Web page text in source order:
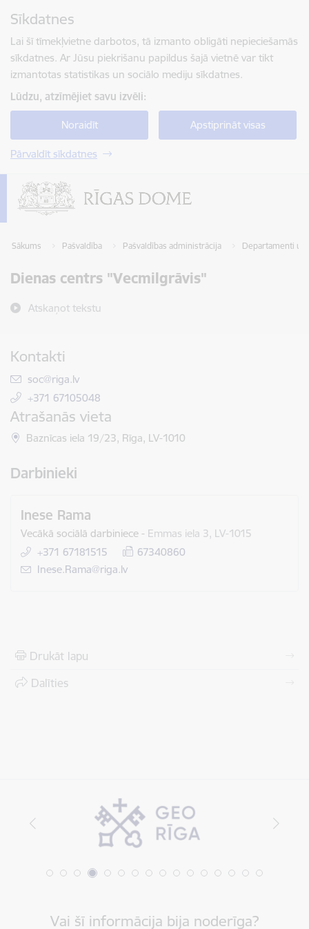
Sīkdatnes
Lai šī tīmekļvietne darbotos, tā izmanto obligāti nepieciešamās
sīkdatnes. Ar Jūsu piekrišanu papildus šajā vietnē var tikt
izmantotas statistikas un sociālo mediju sīkdatnes.
Lūdzu, atzīmējiet savu izvēli:
Noraidīt Apstiprināt visas
Pārvaldīt sīkdatnes
Sākums Pašvaldība Pašvaldības administrācija Departamenti un
Dienas centrs "Vecmilgrāvis"
Atskaņot tekstu
Kontakti
E-pasts:
soc@riga.lv
+371 67105048
Atrašanās vieta
Baznīcas iela 19/23, Rīga, LV-1010
Darbinieki
Inese Rama
Vecākā sociālā darbiniece - Emmas iela 3, LV-1015
+371 67181515
67340860
E-pasts:
Inese.Rama@riga.lv
Drukāt lapu
Dalīties
Vai šī informācija bija noderīga?